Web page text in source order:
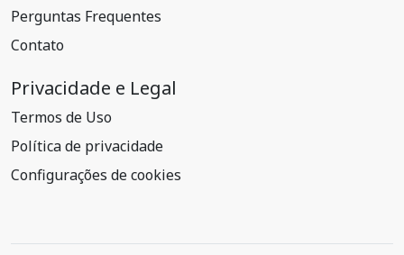
Perguntas Frequentes
Contato
Privacidade e Legal
Termos de Uso
Política de privacidade
Configurações de cookies